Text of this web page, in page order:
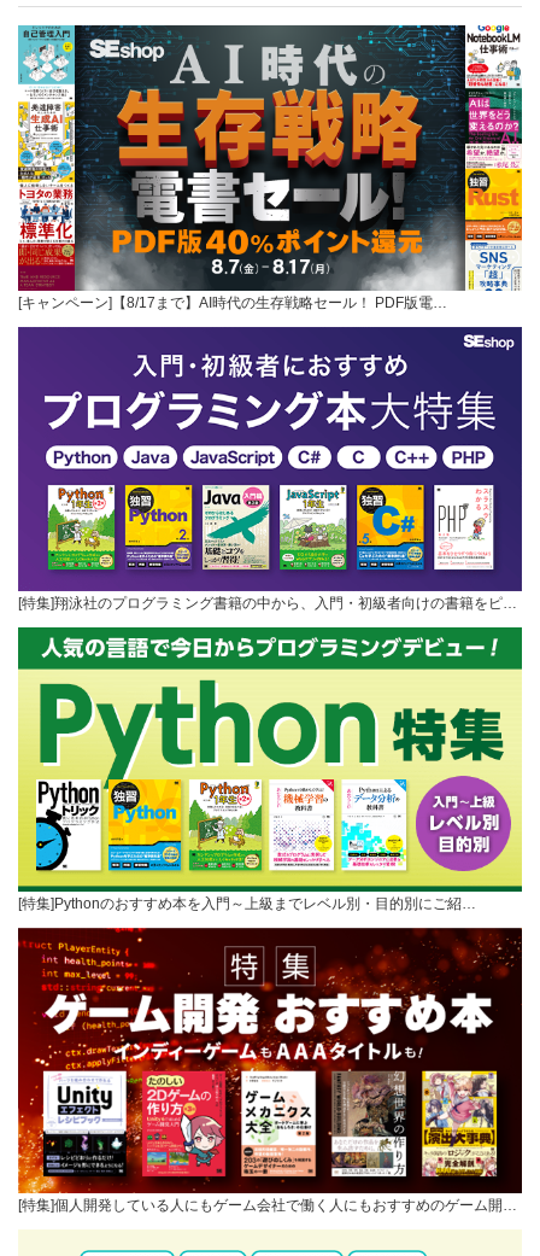
[キャンペーン]【8/17まで】AI時代の生存戦略セール！ PDF版電…
[特集]翔泳社のプログラミング書籍の中から、入門・初級者向けの書籍をピ…
[特集]Pythonのおすすめ本を入門～上級までレベル別・目的別にご紹…
[特集]個人開発している人にもゲーム会社で働く人にもおすすめのゲーム開…